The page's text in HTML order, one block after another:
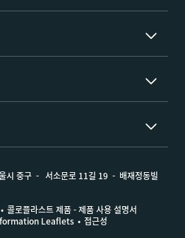
처 또는 약간 삼출액을 분비하는
혈을 억제하기 위해 사용해서는
2004.pdf
laboratory testing
Laboratories).
시 중구 서소문로 11길 19
배재정동빌
콜로플라스트 제품 - 제품 사용 설명서
Leaflets 접근성